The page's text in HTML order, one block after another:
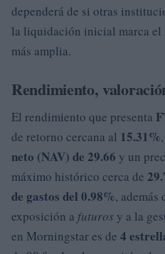
dependerá de si otras
la liquidación inicial marca
más amplia.
Rendimiento,
El rendimiento que presenta
de retorno cercana al 15.31%
neto (NAV) de 29.66 y un
máximo histórico cerca de
de gastos del 0.98%, además
exposición a futuros y a la
en Morningstar es de 4